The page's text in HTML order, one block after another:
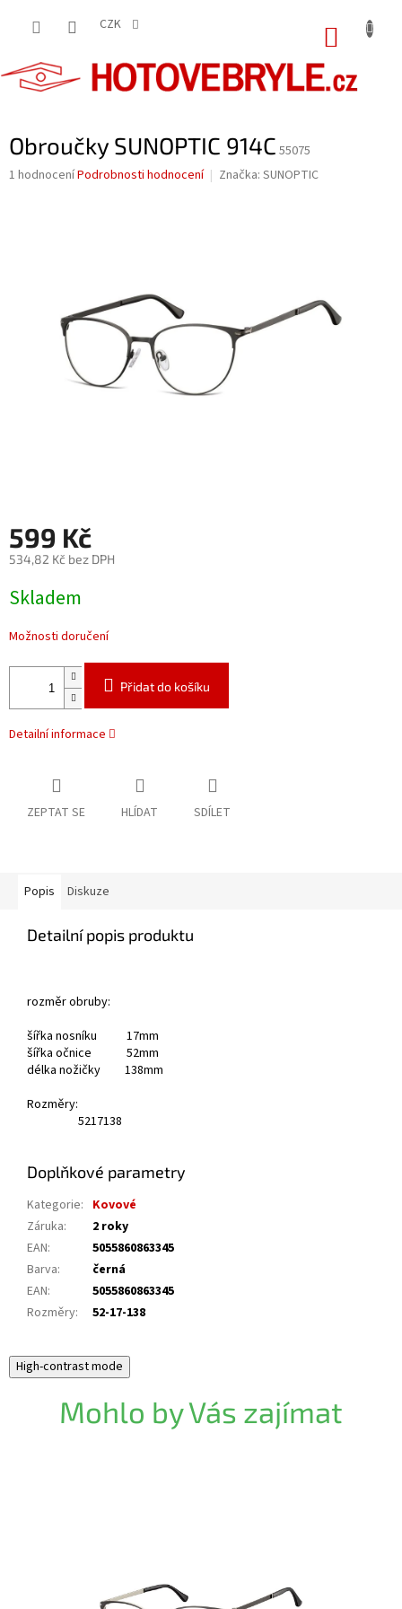
CZK
Obroučky SUNOPTIC 914C 55075
Průměrné
1 hodnoceníPodrobnosti hodnocení Značka: SUNOPTIC
599 Kč
534,82 Kč bez DPH
cena:
Skladem
Možnosti doručení
Přidat do košíku
Detailní informace
ZEPTAT SE HLÍDAT SDÍLET
Popis Diskuze
Detailní popis produktu
rozměr obruby:
šířka nosníku 17mm
šířka očnice 52mm
délka nožičky 138mm
Rozměry:
5217138
Doplňkové parametry
Kategorie: Kovové
Záruka:
2 roky
EAN:
5055860863345
Barva:
černá
EAN:
5055860863345
Rozměry: 52-17-138
High-contrast mode
Mohlo by Vás zajímat